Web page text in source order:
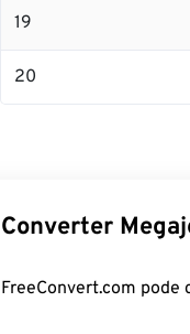
19
20
Converter
FreeConvert.com